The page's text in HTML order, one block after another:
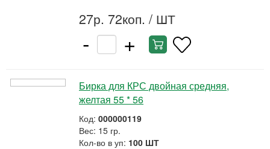
27р. 72коп. / ШТ
- +
Бирка для КРС двойная средняя,
желтая 55 * 56
Код: 000000119
Вес: 15 гр.
Кол-во в уп: 100 ШТ